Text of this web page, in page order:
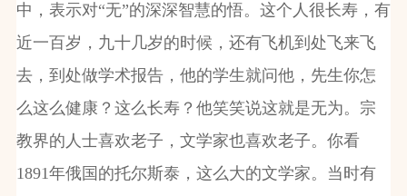
中，表示对“无”的深深智慧的悟。这个人很长寿，有
近一百岁，九十几岁的时候，还有飞机到处飞来飞
去，到处做学术报告，他的学生就问他，先生你怎
么这么健康？这么长寿？他笑笑说这就是无为。宗
教界的人士喜欢老子，文学家也喜欢老子。你看
1891年俄国的托尔斯泰，这么大的文学家。当时有